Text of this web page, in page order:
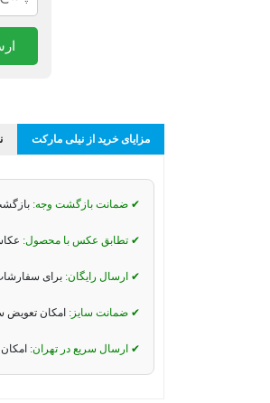
مزایای خرید از نیلی مارکت
✔ ضمانت بازگشت وجه:
✔ تطابق عکس با محصول:
✔ ارسال رایگان: برای سفارشات بالای 3 میلیون تومان (به
✔ ضمانت سایز: امکان تعویض
✔ ارسال سریع در تهران: